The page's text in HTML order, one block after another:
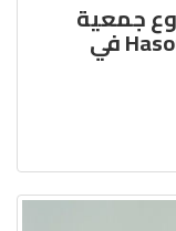
جمعية
"حاسوب" - Hasoub Haching Health في